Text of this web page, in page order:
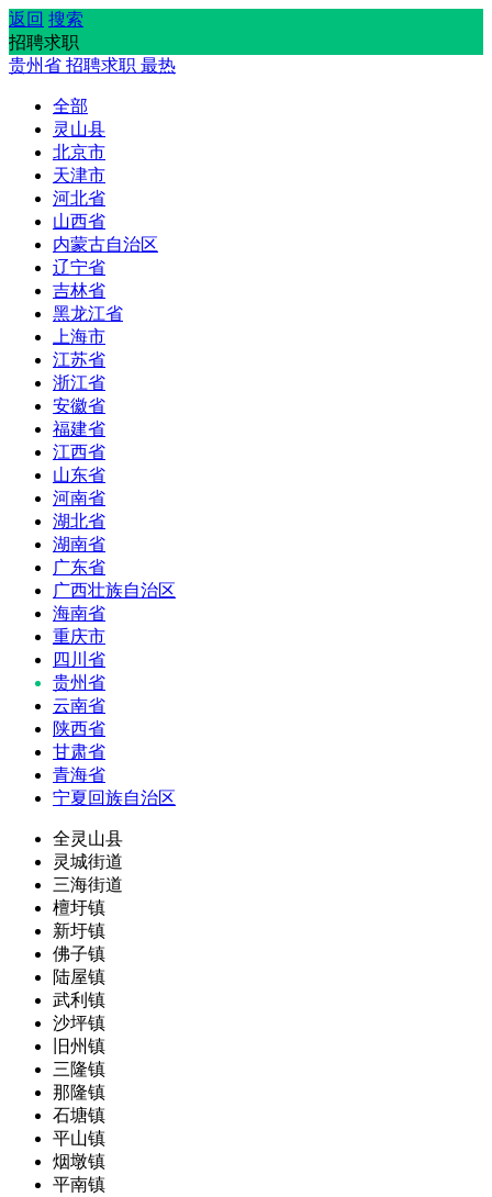
返回 搜索
招聘求职
贵州省 招聘求职 最热
全部
灵山县
北京市
天津市
河北省
山西省
内蒙古自治区
辽宁省
吉林省
黑龙江省
上海市
江苏省
浙江省
安徽省
福建省
江西省
山东省
河南省
湖北省
湖南省
广东省
广西壮族自治区
海南省
重庆市
四川省
贵州省
云南省
陕西省
甘肃省
青海省
宁夏回族自治区
全灵山县
灵城街道
三海街道
檀圩镇
新圩镇
佛子镇
陆屋镇
武利镇
沙坪镇
旧州镇
三隆镇
那隆镇
石塘镇
平山镇
烟墩镇
平南镇